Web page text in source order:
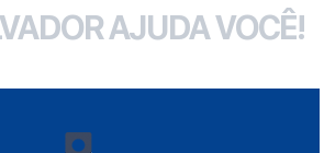
AJUDA VOCÊ!